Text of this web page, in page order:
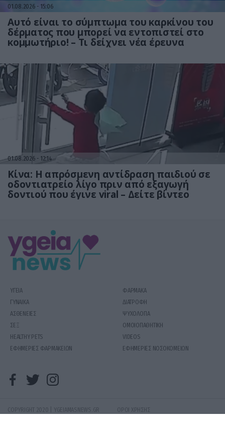
01.08.2026 15:06
Αυτό είναι το σύμπτωμα του καρκίνου του
δέρματος που μπορεί να εντοπιστεί στο
κομμωτήριο! – Τι δείχνει νέα έρευνα
01.08.2026 12:14
Κίνα: Η απρόσμενη αντίδραση παιδιού σε
οδοντιατρείο λίγο πριν από εξαγωγή
δοντιού που έγινε viral – Δείτε βίντεο
ΥΓΕΙΑ
ΦΑΡΜΑΚΑ
ΓΥΝΑΙΚΑ
ΔΙΑΤΡΟΦΗ
ΑΣΘΕΝΕΙΕΣ
ΨΥΧΟΛΟΓΙΑ
ΣΕΞ
ΟΜΟΙΟΠΑΘΗΤΙΚΗ
HEALTHY PETS
VIDEOS
ΕΦΗΜΕΡΙΕΣ ΦΑΡΜΑΚΕΙΩΝ
ΕΦΗΜΕΡΙΕΣ ΝΟΣΟΚΟΜΕΙΩΝ
COPYRIGHT 2020 | YGEIAMASNEWS.GR
ΟΡΟΙ ΧΡΗΣΗΣ